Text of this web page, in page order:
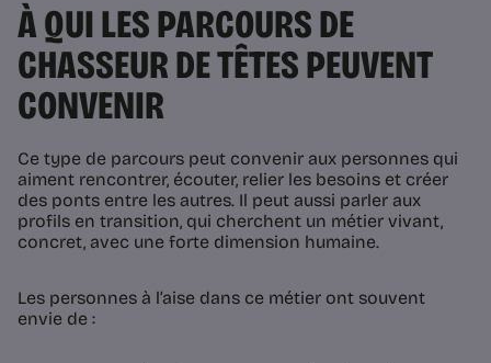
À QUI LES PARCOURS DE
CHASSEUR DE TÊTES PEUVENT
CONVENIR
Ce type de parcours peut convenir aux personnes qui
aiment rencontrer, écouter, relier les besoins et créer
des ponts entre les autres. Il peut aussi parler aux
profils en transition, qui cherchent un métier vivant,
concret, avec une forte dimension humaine.
Les personnes à l’aise dans ce métier ont souvent
envie de :